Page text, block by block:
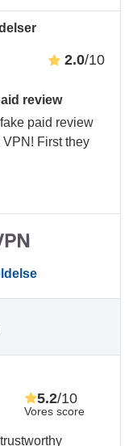
2.0/10
review
paid review
First they
Vores score
5.2/10